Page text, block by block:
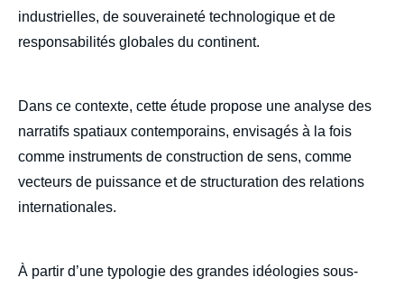
industrielles, de souveraineté technologique et de
responsabilités globales du continent.
Dans ce contexte, cette étude propose une analyse des
narratifs spatiaux contemporains, envisagés à la fois
comme instruments de construction de sens, comme
vecteurs de puissance et de structuration des relations
internationales.
À partir d’une typologie des grandes idéologies sous-